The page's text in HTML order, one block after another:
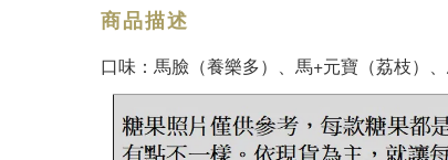
商品描述
口味：馬臉（養樂多）、馬+元寶（荔枝）